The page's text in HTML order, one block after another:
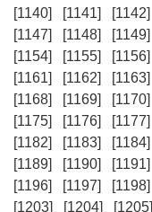
[1140]
[1141] [1142]
[1147]
[1148] [1149]
[1154]
[1155] [1156]
[1161]
[1162] [1163]
[1168]
[1169] [1170]
[1175]
[1176] [1177]
[1182]
[1183] [1184]
[1189]
[1190] [1191]
[1196]
[1197] [1198]
[1203]
[1204] [1205]